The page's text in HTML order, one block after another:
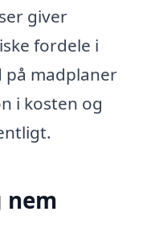
giver
fordele i
på madplaner
i kosten og
nem